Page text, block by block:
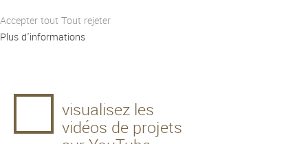
visualisez les
vidéos de projets
Accepter tout Tout rejeter
Plus d'informations